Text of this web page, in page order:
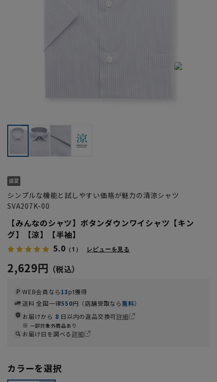
シンプルな機能と試しやすい価格が魅力の清涼シャツ
SVA207K-00
【みんなのシャツ】ボタンダウンワイシャツ【キン
グ】【涼】【半袖】
5.0 （1） レビューを見る
2,629円
WEB会員なら13pt獲得
送料 全国一律550円（店舗受取なら無料）
お届けから 8 日以内の返品交換可詳細
一部対象外商品あり
お届け日を調べる詳細
カラーを選択